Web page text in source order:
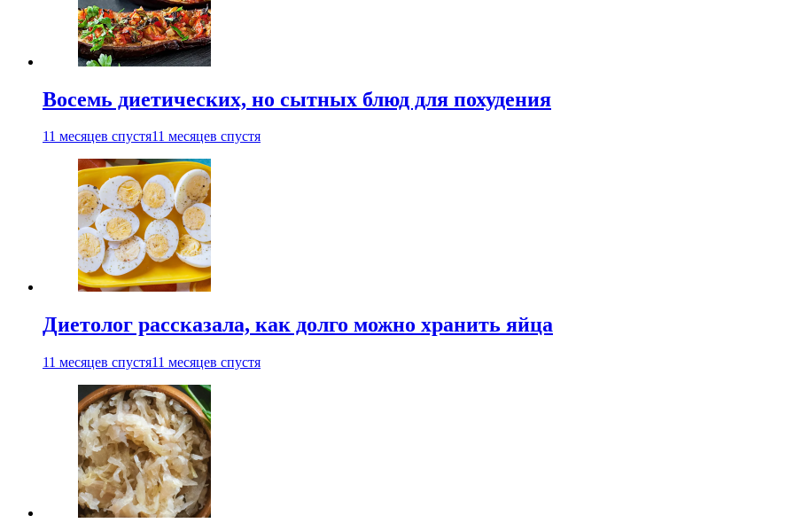
Восемь диетических, но сытных блюд для похудения
11 месяцев спустя11 месяцев спустя
Диетолог рассказала, как долго можно хранить яйца
11 месяцев спустя11 месяцев спустя